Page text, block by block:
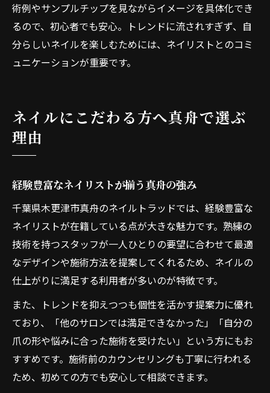
術例やサンプルチップを見ながらイメージを具体化でき
るので、初心者でも安心。トレンドに流されすぎず、自
分らしいネイルを楽しむためには、ネイリストとのコミ
ュニケーションが重要です。
ネイルにこだわる方へ真舟で選ぶ
理由
経験豊富なネイリストが揃う真舟の強み
千葉県木更津市真舟のネイルトラッドでは、経験豊富な
ネイリストが在籍している点が大きな魅力です。熟練の
技術を持つスタッフが一人ひとりの要望に合わせて最適
なデザインや施術方法を提案してくれるため、ネイルの
仕上がりに満足する利用者が多いのが特徴です。
また、トレンドを抑えつつも個性を活かす提案力に優れ
ており、「他のサロンでは満足できなかった」「自分の
爪の形や悩みに合った施術を受けたい」という方にもお
すすめです。施術前のカウンセリングも丁寧に行われる
ため、初めての方でも安心して相談できます。